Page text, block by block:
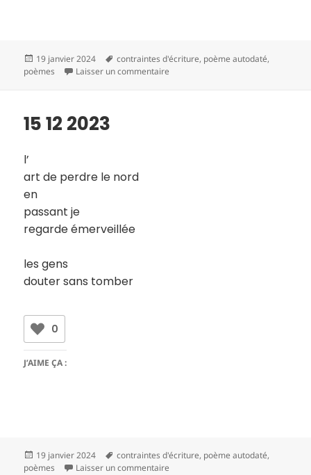
Publié
le
19 janvier 2024
Mots-
clés
contraintes d'écriture, poème autodaté,
poèmes
Laisser un commentaire
15 12 2023
l’
art de perdre le nord
en
passant je
regarde émerveillée
les gens
douter sans tomber
0
J’AIME ÇA :
Publié
le
19 janvier 2024
Mots-
clés
contraintes d'écriture, poème autodaté,
poèmes
Laisser un commentaire